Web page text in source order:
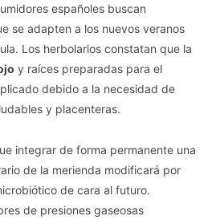
españoles buscan
se adapten a los nuevos veranos
Los herbolarios constatan que la
y raíces preparadas para el
debido a la necesidad de
y placenteras.
integrar de forma permanente una
de la merienda modificará por
de cara al futuro.
de presiones gaseosas